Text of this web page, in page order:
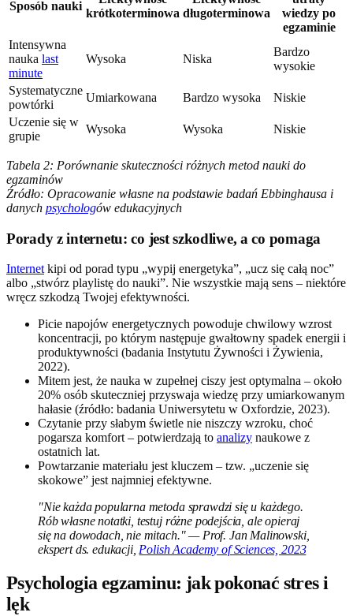
Sposób nauki
krótkoterminowa długoterminowa
wiedzy po
egzaminie
Intensywna
nauka last
minute
Wysoka Niska
Bardzo
wysokie
Systematyczne
powtórki
Umiarkowana Bardzo wysoka
Niskie
Uczenie się w
grupie
Wysoka Wysoka Niskie
Tabela 2: Porównanie skuteczności różnych metod nauki do
egzaminów
Źródło: Opracowanie własne na podstawie badań Ebbinghausa i
danych psychologów edukacyjnych
Porady z internetu: co jest szkodliwe, a co pomaga
Internet kipi od porad typu „wypij energetyka”, „ucz się całą noc”
albo „stwórz playlistę do nauki”. Nie wszystkie mają sens – niektóre
wręcz szkodzą Twojej efektywności.
Picie napojów energetycznych powoduje chwilowy wzrost
koncentracji, po którym następuje gwałtowny spadek energii i
produktywności (badania Instytutu Żywności i Żywienia,
2022).
Mitem jest, że nauka w zupełnej ciszy jest optymalna – około
20% osób skuteczniej przyswaja wiedzę przy umiarkowanym
hałasie (źródło: badania Uniwersytetu w Oxfordzie, 2023).
Czytanie przy słabym świetle nie niszczy wzroku, choć
pogarsza komfort – potwierdzają to analizy naukowe z
ostatnich lat.
Powtarzanie materiału jest kluczem – tzw. „uczenie się
skokowe” jest najmniej efektywne.
"Nie każda popularna metoda sprawdzi się u każdego.
Rób własne notatki, testuj różne podejścia, ale opieraj
się na dowodach, nie mitach." — Prof. Jan Malinowski,
ekspert ds. edukacji, Polish Academy of Sciences, 2023
Psychologia egzaminu: jak pokonać stres i
lęk